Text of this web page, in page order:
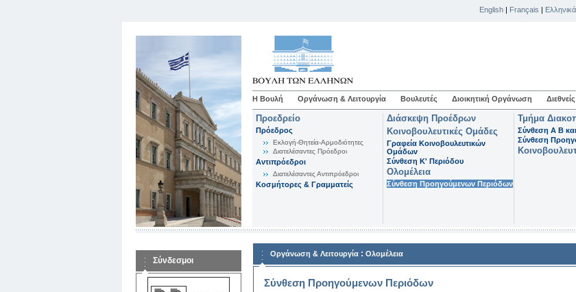
English | Français | Ελληνικά
Η Βουλή Οργάνωση & Λειτουργία Βουλευτές Διοικητική Οργάνωση
Προεδρείο
Πρόεδρος
Εκλογή-Θητεία-Αρμοδιότητες
Διατελέσαντες Πρόεδροι
Αντιπρόεδροι
Διατελέσαντες Αντιπρόεδροι
Κοσμήτορες & Γραμματείς
Διάσκεψη Προέδρων
Κοινοβουλευτικές Ομάδες
Γραφεία Κοινοβουλευτικών
Ομάδων
Σύνθεση K' Περιόδου
Ολομέλεια
Σύνθεση Προηγούμενων Περιόδων
Τμήμα
Σύνθεση Α Β
Σύνθεση
Σύνδεσμοι
Οργάνωση & Λειτουργία : Ολομέλεια
Σύνθεση Προηγούμενων Περιόδων